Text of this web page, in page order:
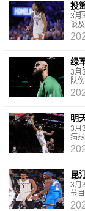
投
出
3月
谈
的
绿
以
3月
队
（
理
明
3月
病
阿
昆
自
3月
节
拉